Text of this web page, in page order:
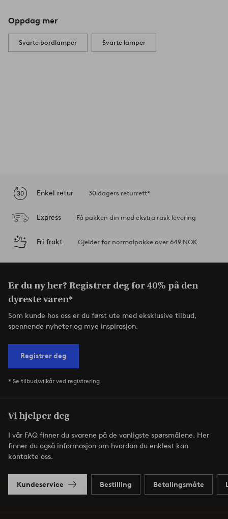
Oppdag mer
Svarte bordlamper Svarte lamper
Enkel retur 30 dagers returrett*
Express Få pakken din med ekstra rask levering
Fri frakt Gjelder for normalpakke over 649 NOK
Er du ny her? Registrer deg for 40% på den
dyreste varen*
Som kunde hos oss er du først ute med eksklusive tilbud,
spennende nyheter og mye inspirasjon.
Registrer deg
* Se tilbudsvilkår ved registrering
Vi hjelper deg
I vår FAQ finner du svarene på de vanligste spørsmålene. Her
finner du også informasjon om hvordan du enklest kan
kontakte oss.
Kundeservice Bestilling Betalingsmåte